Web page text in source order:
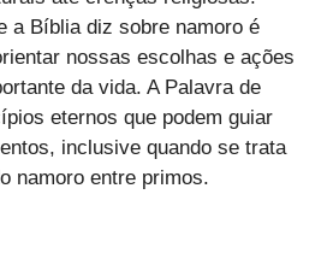
a Bíblia diz sobre namoro é
nossas escolhas e ações
da vida. A Palavra de
eternos que podem guiar
inclusive quando se trata
namoro entre primos.